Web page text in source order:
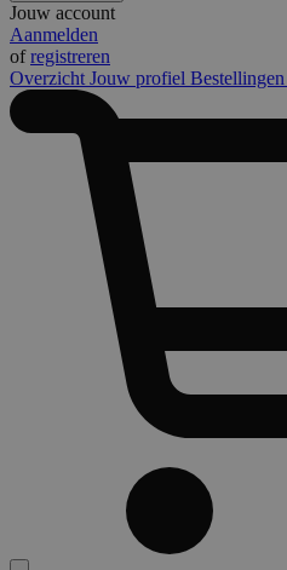
Jouw account
Aanmelden
ofregistreren
Overzicht Jouw profiel Bestellingen